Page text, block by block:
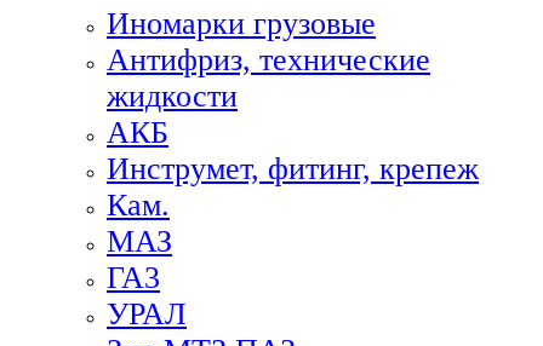
Иномарки грузовые
Антифриз, технические
жидкости
АКБ
Инструмет, фитинг, крепеж
Кам.
МАЗ
ГА3
УРАЛ